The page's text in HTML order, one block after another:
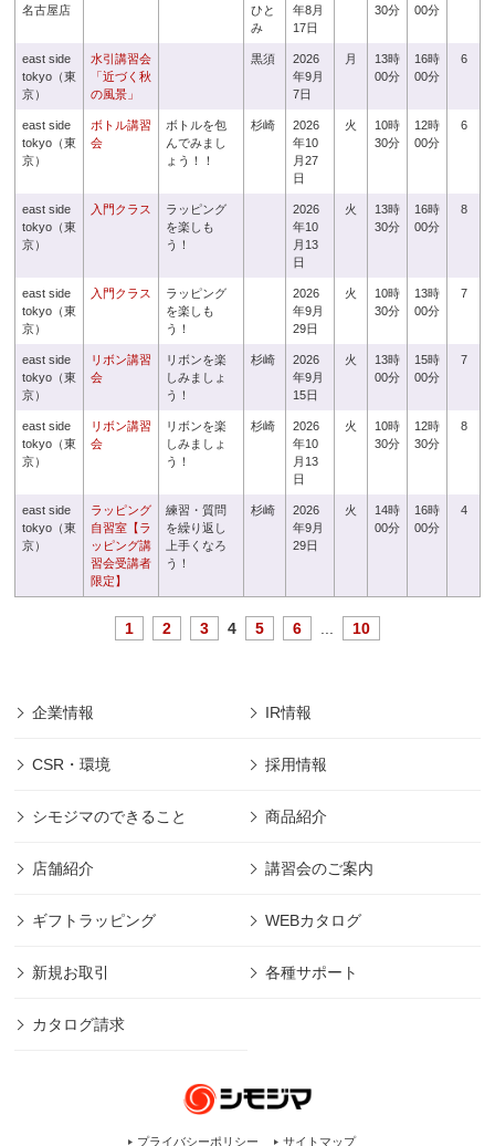
名古屋店
ひと
み
年8月
17日
30分
00分
east side
tokyo（東
京）
水引講習会
「近づく秋
の風景」
黒須
2026
年9月
7日
月
13時
00分
16時
00分
6
east side
tokyo（東
京）
ボトル講習
会
ボトルを包
んでみまし
ょう！！
杉崎
2026
年10
月27
日
火
10時
30分
12時
00分
6
east side
tokyo（東
京）
入門クラス
ラッピング
を楽しも
う！
2026
年10
月13
日
火
13時
30分
16時
00分
8
east side
tokyo（東
京）
入門クラス
ラッピング
を楽しも
う！
2026
年9月
29日
火
10時
30分
13時
00分
7
east side
tokyo（東
京）
リボン講習
会
リボンを楽
しみましょ
う！
杉崎
2026
年9月
15日
火
13時
00分
15時
00分
7
east side
tokyo（東
京）
リボン講習
会
リボンを楽
しみましょ
う！
杉崎
2026
年10
月13
日
火
10時
30分
12時
30分
8
east side
tokyo（東
京）
ラッピング
自習室【ラ
ッピング講
習会受講者
限定】
練習・質問
を繰り返し
上手くなろ
う！
杉崎
2026
年9月
29日
火
14時
00分
16時
00分
4
1 2 3 4 5 6 10
企業情報 IR情報
CSR・環境 採用情報
シモジマのできること 商品紹介
店舗紹介 講習会のご案内
ギフトラッピング WEBカタログ
新規お取引 各種サポート
カタログ請求
プライバシーポリシー サイトマップ